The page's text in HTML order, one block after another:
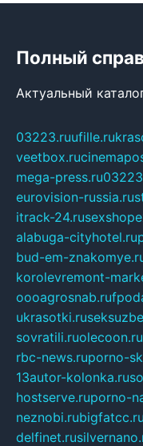
Полный
Актуальный
03223.ruufille.ru
veetbox.ru
mega-press.ru
eurovision-russia.ru
itrack-24.ru
alabuga-cityhotel.ru
bud-em-
korolevremont-
oooagrosnab.ru
ukrasotki.ru
sovratili.ruolecoon.ru
rbc-news.ruporno-
13autor-kolonka.ru
hostserve.ruporno-
neznobi.rubigfatcc.ru
delfinet.ru